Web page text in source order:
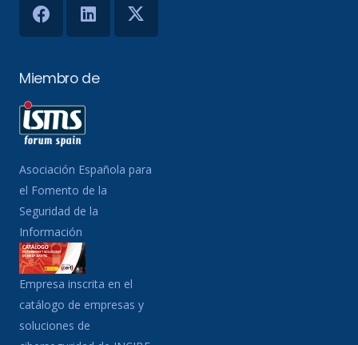
Miembro de
Asociación Española para
el Fomento de la
Seguridad de la
Información
Empresa inscrita en el
catálogo de empresas y
soluciones de